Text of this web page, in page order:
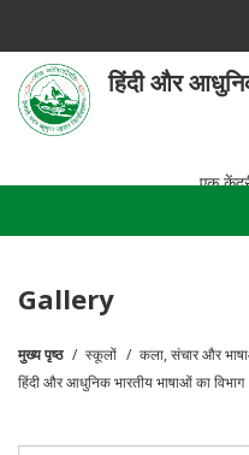
main
content
हिंदी और
हेमवती नंदन
एक केंद्रीय
Gallery
पग
मुख्य पृष्ठ स्कूलों
कला, संचार और
हिंदी और आधुनिक भारतीय भाषाओं का विभाग